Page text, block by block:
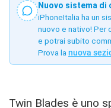
Nuovo sistema di
iPhoneItalia ha un
nuovo e nativo! Per
e potrai subito
Prova la nuova
Twin Blades è uno